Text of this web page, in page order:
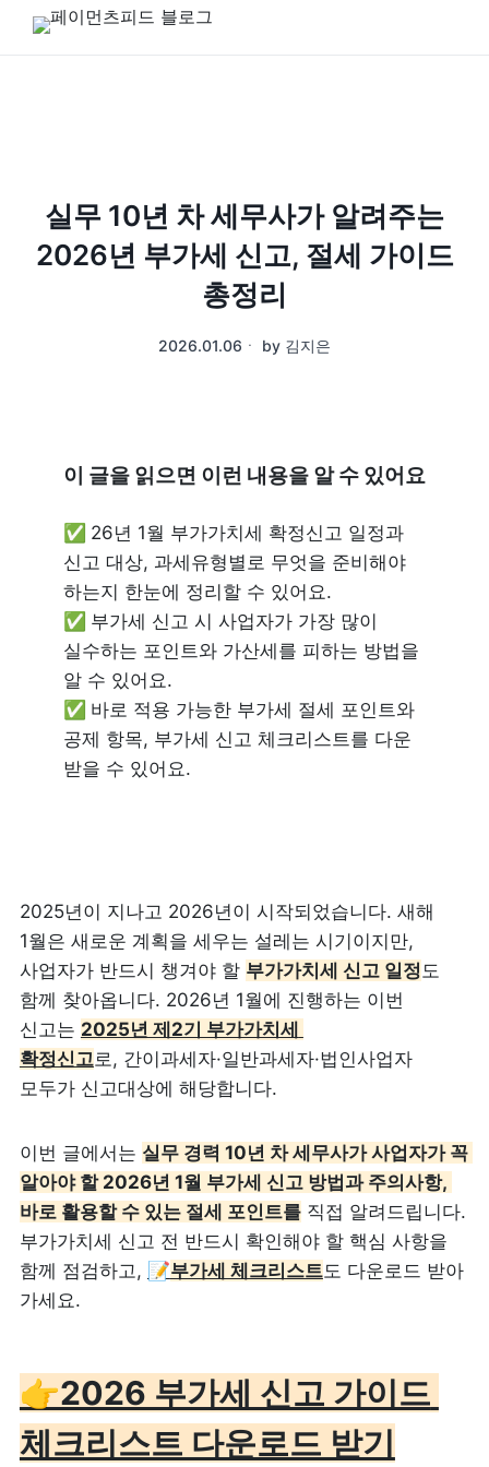
실무 10년 차 세무사가 알려주는
2026년 부가세 신고, 절세 가이드
총정리
2026.01.06 ㆍ by 김지은
이 글을 읽으면 이런 내용을 알 수 있어요
✅ 26년 1월 부가가치세 확정신고 일정과
신고 대상, 과세유형별로 무엇을 준비해야
✅ 부가세 신고 시 사업자가 가장 많이
실수하는 포인트와 가산세를 피하는 방법을
✅ 바로 적용 가능한 부가세 절세 포인트와
공제 항목, 부가세 신고 체크리스트를 다운
받을 수 있어요.
2025년이 지나고 2026년이 시작되었습니다. 새해
1월은 새로운 계획을 세우는 설레는 시기이지만,
사업자가 반드시 챙겨야 할 부가가치세 신고 일정도
함께 찾아옵니다. 2026년 1월에 진행하는 이번
신고는 2025년 제2기 부가가치세
확정신고로, 간이과세자·일반과세자·법인사업자
모두가 신고대상에 해당합니다.
이번 글에서는 실무 경력 10년 차 세무사가 사업자가 꼭
알아야 할 2026년 1월 부가세 신고 방법과 주의사항,
바로 활용할 수 있는 절세 포인트를 직접 알려드립니다.
부가가치세 신고 전 반드시 확인해야 할 핵심 사항을
함께 점검하고, 📝부가세 체크리스트도 다운로드 받아
가세요.
👉2026 부가세 신고 가이드
체크리스트 다운로드 받기